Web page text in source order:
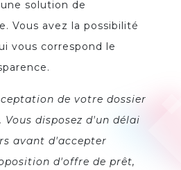
solution de
Vous avez la possibilité
vous correspond le
de votre dossier
disposez d'un délai
avant d'accepter
d'offre de prêt,